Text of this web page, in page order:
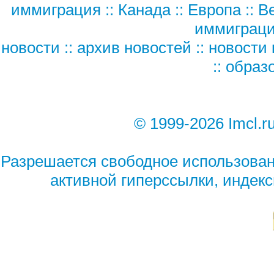
иммиграция :: Канада:: Европа::
новости :: архив новостей :: новости
::
© 1999-2026
Разрешается свободное
активной гиперссылки,